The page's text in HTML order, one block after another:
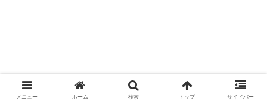
メニュー ホーム 検索 トップ サイドバー